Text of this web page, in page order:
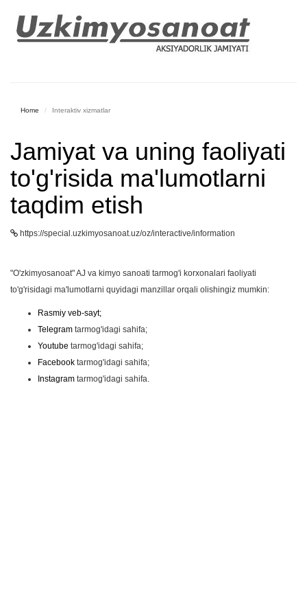
Home Interaktiv xizmatlar
Jamiyat va uning faoliyati
to'g'risida ma'lumotlarni
taqdim etish
https://special.uzkimyosanoat.uz/oz/interactive/information
"O'zkimyosanoat" AJ va kimyo sanoati tarmog'i korxonalari faoliyati
to'g'risidagi ma'lumotlarni quyidagi manzillar orqali olishingiz mumkin:
Rasmiy veb-sayt;
Telegram tarmog'idagi sahifa;
Youtube tarmog'idagi sahifa;
Facebook tarmog'idagi sahifa;
Instagram tarmog'idagi sahifa.